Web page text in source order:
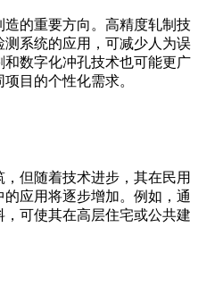
的重要方向。高精度轧制技
系统的应用，可减少人为误
数字化冲孔技术也可能更广
目的个性化需求。
但随着技术进步，其在民用
应用将逐步增加。例如，通
可使其在高层住宅或公共建